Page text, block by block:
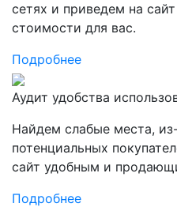
сетях и приведем на
стоимости для вас.
Подробнее
Аудит удобства
Найдем слабые места,
потенциальных
сайт удобным и
Подробнее